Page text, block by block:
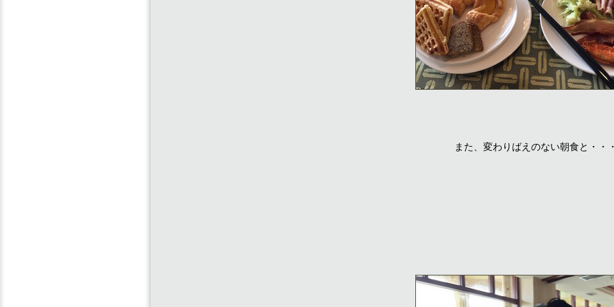
また、変わりばえのない朝食と・・